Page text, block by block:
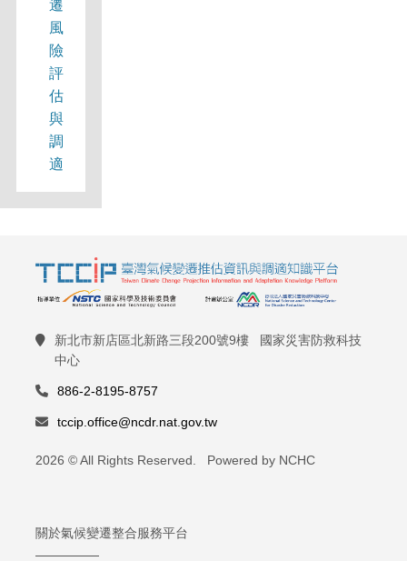
遷
風
險
評
估
與
調
適
新北市新店區北新路三段200號9樓 國家災害防救科技
中心
886-2-8195-8757
tccip.office@ncdr.nat.gov.tw
2026 © All Rights Reserved. Powered by NCHC
關於氣候變遷整合服務平台